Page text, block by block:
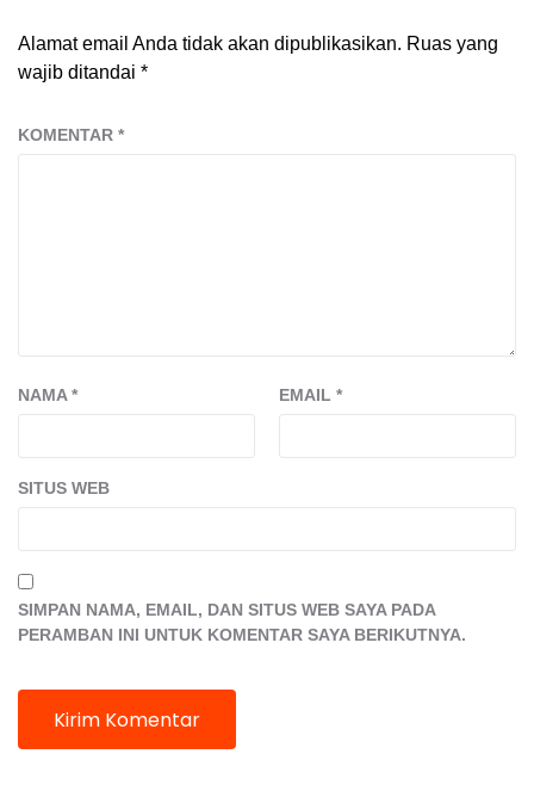
Alamat email Anda tidak akan dipublikasikan. Ruas yang
wajib ditandai *
KOMENTAR *
NAMA* EMAIL *
SITUS WEB
SIMPAN NAMA, EMAIL, DAN SITUS WEB SAYA PADA
PERAMBAN INI UNTUK KOMENTAR SAYA BERIKUTNYA.